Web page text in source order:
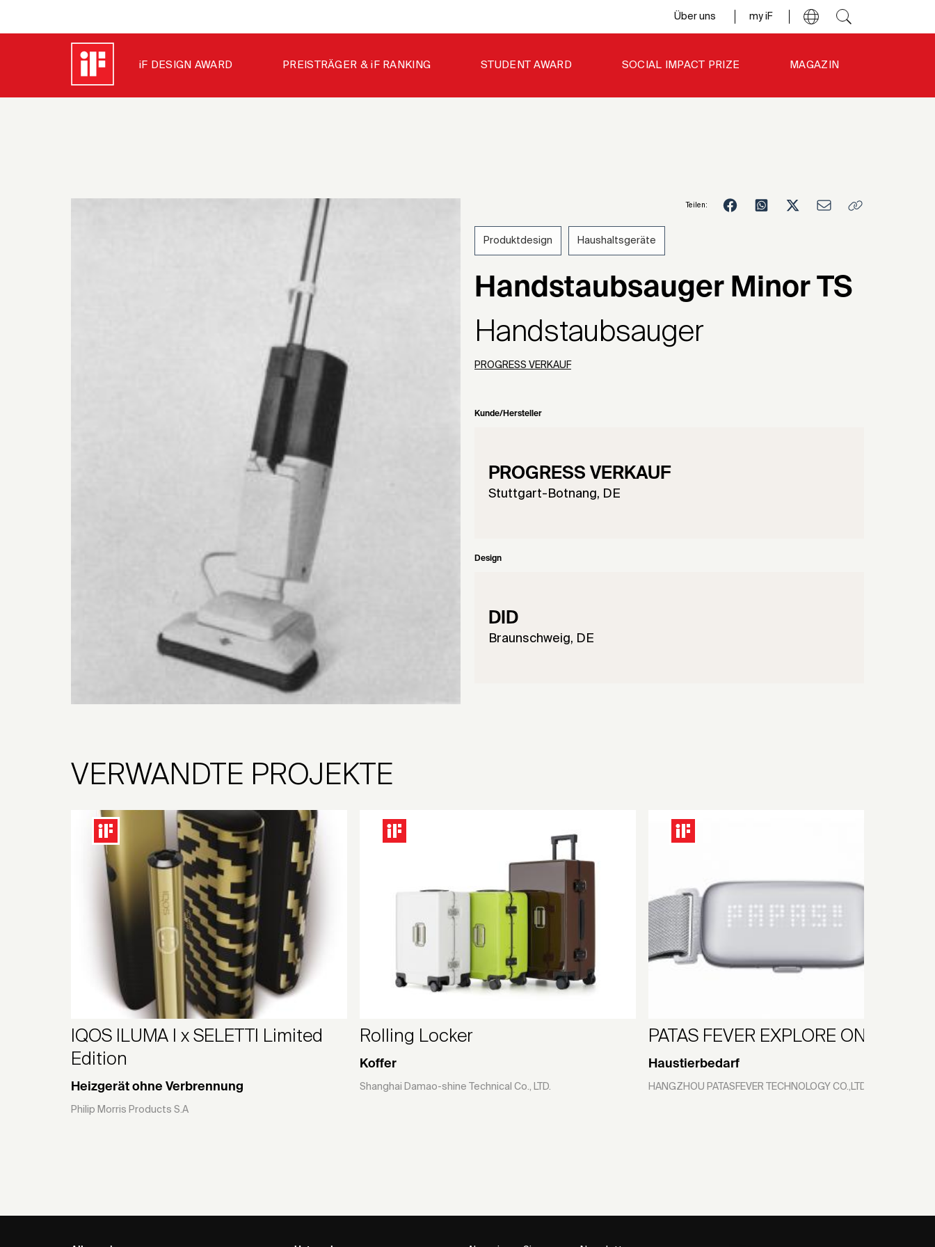
Über uns my iF
iF DESIGN AWARD PREISTRÄGER & iF RANKING STUDENT AWARD SOCIAL IMPACT PRIZE MAGAZIN
Teilen:
Produktdesign Haushaltsgeräte
Handstaubsauger Minor TS
Handstaubsauger
PROGRESS VERKAUF
Kunde/Hersteller
PROGRESS VERKAUF
Stuttgart-Botnang, DE
Design
DID
Braunschweig, DE
VERWANDTE PROJEKTE
IQOS ILUMA I x SELETTI Limited
Edition
Heizgerät ohne Verbrennung
Philip Morris Products S.A
Rolling Locker
Koffer
Shanghai Damao-shine Technical Co., LTD.
PATAS FEVER EXPLORE ONE
Haustierbedarf
HANGZHOU PATASFEVER TECHNOLOGY CO.,LTD